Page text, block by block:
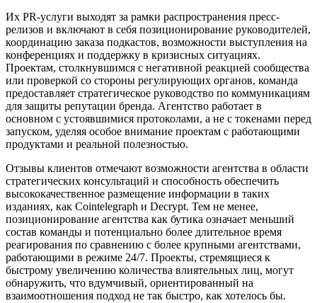
Их PR-услуги выходят за рамки распространения пресс-
релизов и включают в себя позиционирование руководителей,
координацию заказа подкастов, возможности выступления на
конференциях и поддержку в кризисных ситуациях.
Проектам, столкнувшимся с негативной реакцией сообщества
или проверкой со стороны регулирующих органов, команда
предоставляет стратегическое руководство по коммуникациям
для защиты репутации бренда. Агентство работает в
основном с устоявшимися протоколами, а не с токенами перед
запуском, уделяя особое внимание проектам с работающими
продуктами и реальной полезностью.
Отзывы клиентов отмечают возможности агентства в области
стратегических консультаций и способность обеспечить
высококачественное размещение информации в таких
изданиях, как Cointelegraph и Decrypt. Тем не менее,
позиционирование агентства как бутика означает меньший
состав команды и потенциально более длительное время
реагирования по сравнению с более крупными агентствами,
работающими в режиме 24/7. Проекты, стремящиеся к
быстрому увеличению количества влиятельных лиц, могут
обнаружить, что вдумчивый, ориентированный на
взаимоотношения подход не так быстро, как хотелось бы.